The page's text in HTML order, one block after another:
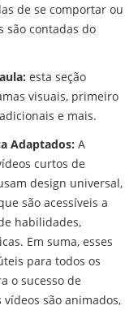
de se comportar ou
são contadas do
esta seção
visuais, primeiro
e mais.
Adaptados: A
curtos de
design universal,
são acessíveis a
habilidades,
Em suma, esses
para todos os
o sucesso de
são animados,